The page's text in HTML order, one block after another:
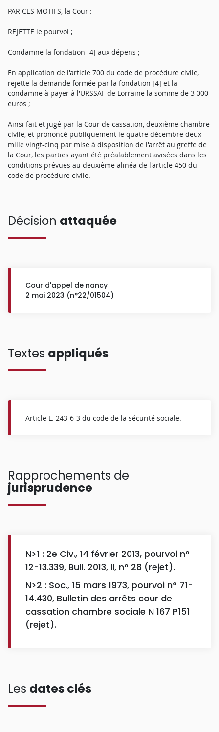
PAR CES MOTIFS, la Cour :
REJETTE le pourvoi ;
Condamne la fondation [4] aux dépens ;
En application de l'article 700 du code de procédure civile,
rejette la demande formée par la fondation [4] et la
condamne à payer à l'URSSAF de Lorraine la somme de 3 000
euros ;
Ainsi fait et jugé par la Cour de cassation, deuxième chambre
civile, et prononcé publiquement le quatre décembre deux
mille vingt-cinq par mise à disposition de l'arrêt au greffe de
la Cour, les parties ayant été préalablement avisées dans les
conditions prévues au deuxième alinéa de l'article 450 du
code de procédure civile.
Décision attaquée
Cour d'appel de nancy
2 mai 2023 (n°22/01504)
Textes appliqués
Article L. 243-6-3 du code de la sécurité sociale.
Rapprochements de
jurisprudence
N>1 : 2e Civ., 14 février 2013, pourvoi n°
12-13.339, Bull. 2013, II, n° 28 (rejet).
N>2 : Soc., 15 mars 1973, pourvoi n° 71-
14.430, Bulletin des arrêts cour de
cassation chambre sociale N 167 P151
(rejet).
Les dates clés